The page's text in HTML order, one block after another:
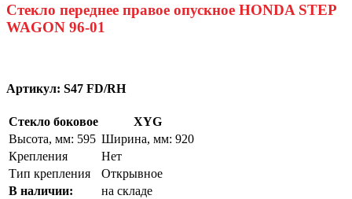
Стекло переднее правое опускное HONDA STEP
WAGON 96-01
Артикул: S47 FD/RH
Стекло боковое
XYG
Высота, мм: 595 Ширина, мм: 920
Крепления
Нет
Тип крепления
Открывное
В наличии:
на складе